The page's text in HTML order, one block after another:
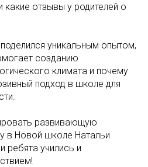
какие отзывы у родителей о
уникальным опытом,
созданию
климата и почему
подход в школе для
развивающую
в Новой школе Натальи
ребята учились и